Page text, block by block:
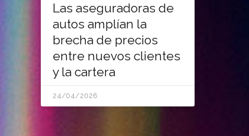
Las aseguradoras de
autos amplían la
brecha de precios
entre nuevos clientes
y la cartera
24/04/2026